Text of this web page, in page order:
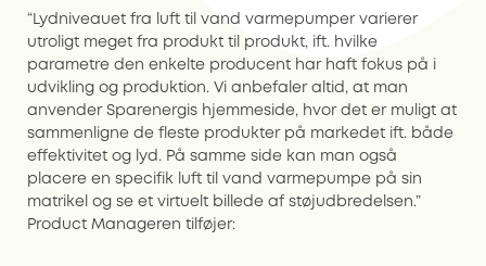
“Lydniveauet fra luft til vand varmepumper varierer
utroligt meget fra produkt til produkt, ift. hvilke
parametre den enkelte producent har haft fokus på i
udvikling og produktion. Vi anbefaler altid, at man
anvender Sparenergis hjemmeside, hvor det er muligt at
sammenligne de fleste produkter på markedet ift. både
effektivitet og lyd. På samme side kan man også
placere en specifik luft til vand varmepumpe på sin
matrikel og se et virtuelt billede af støjudbredelsen.”
Product Manageren tilføjer: